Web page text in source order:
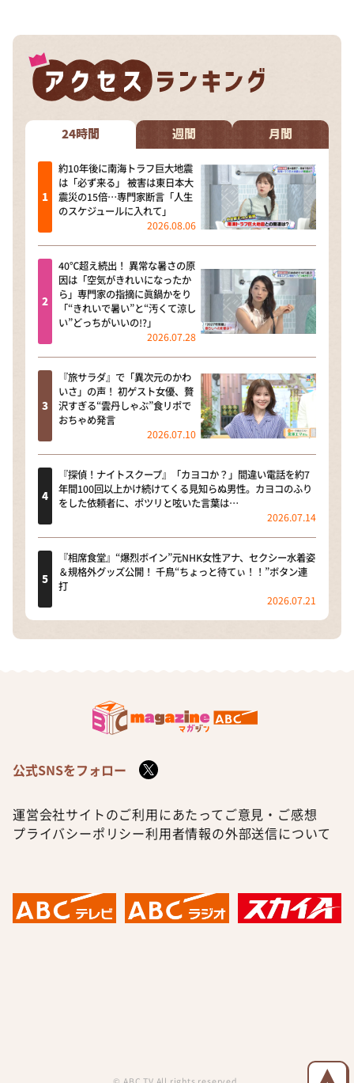
24時間 週間 月間
約10年後に南海トラフ巨大地震
は「必ず来る」 被害は東日本大
震災の15倍…専門家断言「人生
のスケジュールに入れて」
2026.08.06
40℃超え続出！ 異常な暑さの原
因は「空気がきれいになったか
ら」専門家の指摘に眞鍋かをり
「“きれいで暑い”と“汚くて涼し
い”どっちがいいの!?」
2026.07.28
『旅サラダ』で「異次元のかわ
いさ」の声！ 初ゲスト女優、贅
沢すぎる“雲丹しゃぶ”食リポで
おちゃめ発言
2026.07.10
『探偵！ナイトスクープ』「カヨコか？」間違い電話を約7
年間100回以上かけ続けてくる見知らぬ男性。カヨコのふり
をした依頼者に、ポツリと呟いた言葉は…
2026.07.14
『相席食堂』“爆烈ボイン”元NHK女性アナ、セクシー水着姿
＆規格外グッズ公開！ 千鳥“ちょっと待てぃ！！”ボタン連
打
2026.07.21
公式SNSをフォロー
運営会社サイトのご利用にあたって ご意見・ご感想
プライバシーポリシー利用者情報の外部送信について